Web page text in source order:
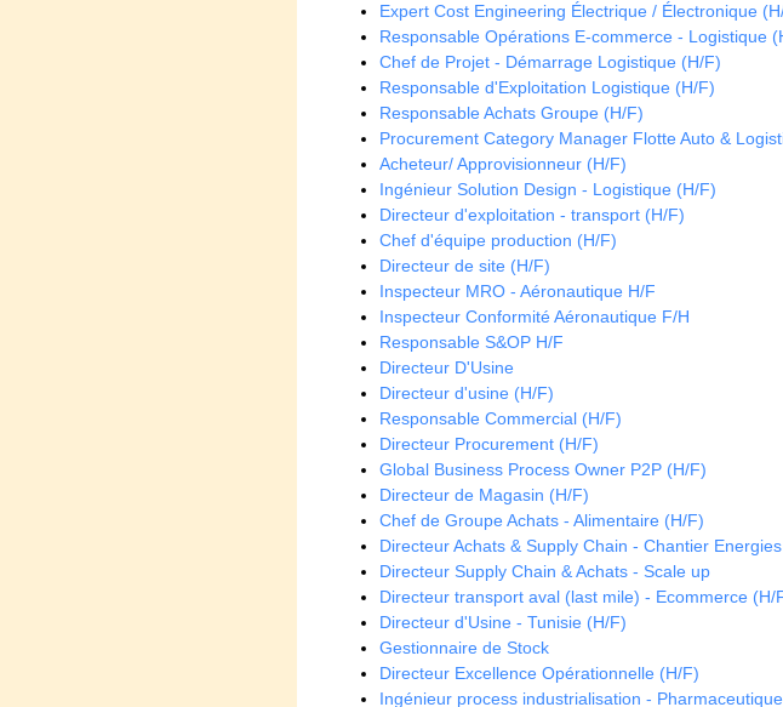
Expert Cost Engineering Électrique / Électronique
Responsable Opérations E-commerce - Logistique
Chef de Projet - Démarrage Logistique (H/F)
Responsable d'Exploitation Logistique (H/F)
Responsable Achats Groupe (H/F)
Procurement Category Manager Flotte Auto &
Acheteur/ Approvisionneur (H/F)
Ingénieur Solution Design - Logistique (H/F)
Directeur d'exploitation - transport (H/F)
Chef d'équipe production (H/F)
Directeur de site (H/F)
Inspecteur MRO - Aéronautique H/F
Inspecteur Conformité Aéronautique F/H
Responsable S&OP H/F
Directeur D'Usine
Directeur d'usine (H/F)
Responsable Commercial (H/F)
Directeur Procurement (H/F)
Global Business Process Owner P2P (H/F)
Directeur de Magasin (H/F)
Chef de Groupe Achats - Alimentaire (H/F)
Directeur Achats & Supply Chain - Chantier
Directeur Supply Chain & Achats - Scale up
Directeur transport aval (last mile) - Ecommerce (H/
Directeur d'Usine - Tunisie (H/F)
Gestionnaire de Stock
Directeur Excellence Opérationnelle (H/F)
Ingénieur process industrialisation -